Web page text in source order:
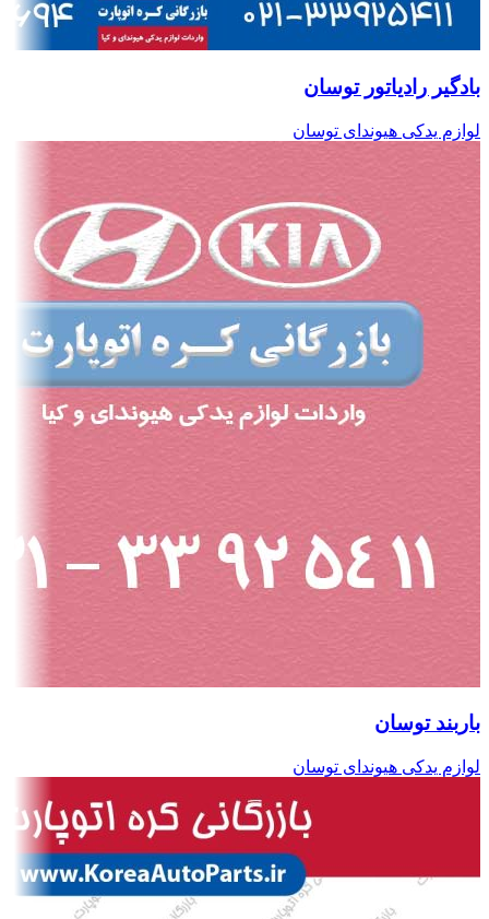
بادگیر رادیاتور توسان
لوازم یدکی هیوندای توسان
باربند توسان
لوازم یدکی هیوندای توسان